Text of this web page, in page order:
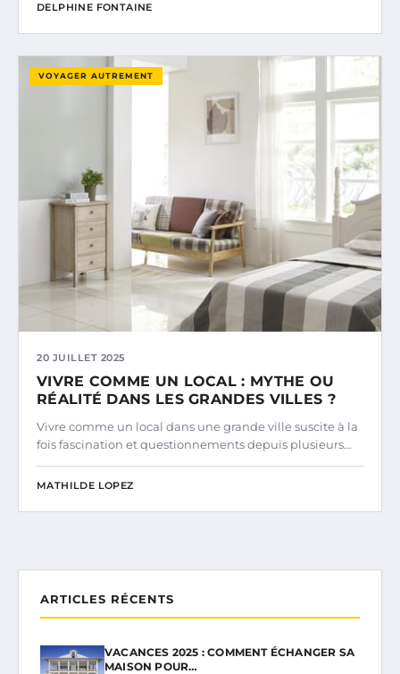
DELPHINE FONTAINE
VOYAGER AUTREMENT
20 JUILLET 2025
VIVRE COMME UN LOCAL : MYTHE OU
RÉALITÉ DANS LES GRANDES VILLES ?
Vivre comme un local dans une grande ville suscite à la
fois fascination et questionnements depuis plusieurs…
MATHILDE LOPEZ
ARTICLES RÉCENTS
VACANCES 2025 : COMMENT ÉCHANGER SA
MAISON POUR…